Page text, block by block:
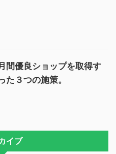
間優良ショップを取得す
た３つの施策。
イブ